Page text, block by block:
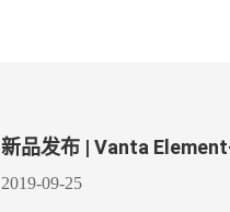
新品发布 | Vanta
2019-09-25